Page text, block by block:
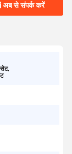
अब से संपर्क करें
,